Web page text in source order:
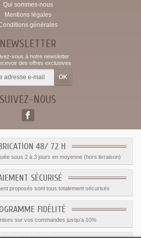
Qui sommes-nous
Mentions légales
générales
NEWSLETTER
vous à notre newsletter
des offres exclusives
SUIVEZ-NOUS
48/ 72 H
sous 2 à 3 jours en moyenne (hors livraison)
SÉCURISÉ
proposés sont tous totalement sécurisés
FIDÉLITÉ
sur vos commandes jusqu'a 10%